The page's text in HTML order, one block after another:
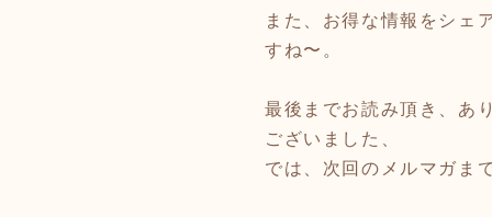
また、お得な情報をシェ
すね〜。
最後までお読み頂き、あ
ございました、
では、次回のメルマガま